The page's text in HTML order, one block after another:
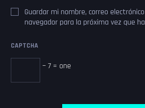
Guardar mi nombre, correo
navegador para la próxima vez que
CAPTCHA
− 7 = one